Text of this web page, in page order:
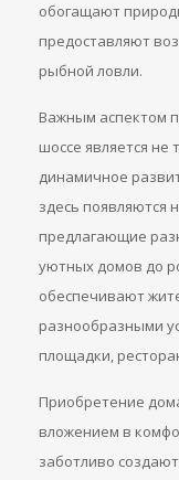
обогащают
предоставляют
рыбной ловли.
Важным аспектом
шоссе является не
динамичное
здесь появляются
предлагающие
уютных домов до
обеспечивают
разнообразными
площадки,
Приобретение
вложением в
заботливо